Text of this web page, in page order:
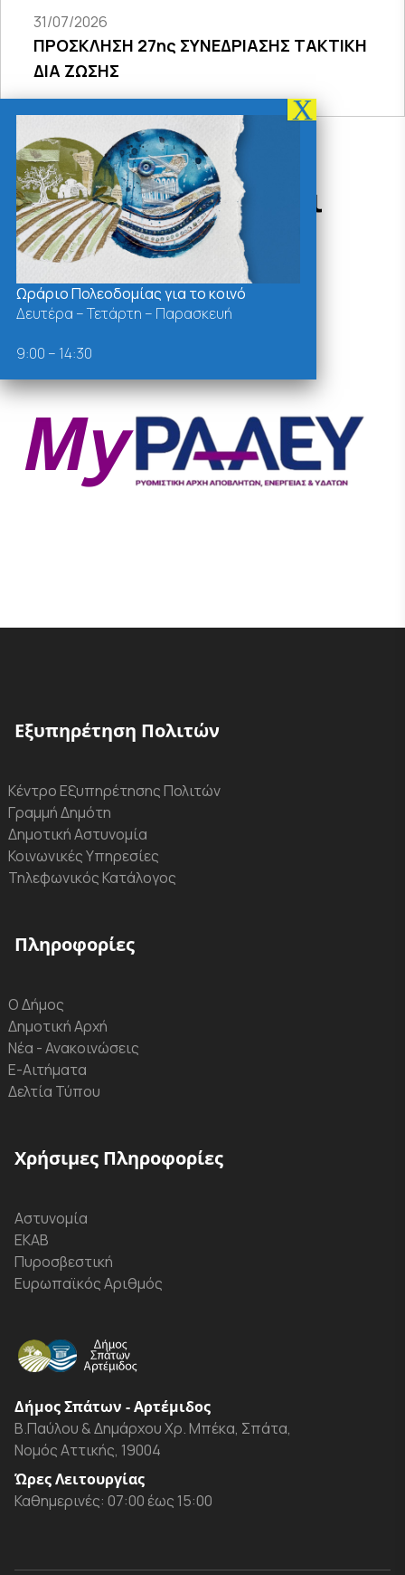
31/07/2026
ΠΡΟΣΚΛΗΣΗ 27ης ΣΥΝΕΔΡΙΑΣΗΣ ΤΑΚΤΙΚΗ
ΔΙΑ ΖΩΣΗΣ
Δράσεις - Χρήσιμοι
Σύνδεσμοι
Εξυπηρέτηση Πολιτών
Κέντρο Εξυπηρέτησης Πολιτών
Γραμμή Δημότη
Δημοτική Αστυνομία
Κοινωνικές Υπηρεσίες
Τηλεφωνικός Κατάλογος
Πληροφορίες
Ο Δήμος
Δημοτική Αρχή
Νέα - Ανακοινώσεις
Ε-Αιτήματα
Δελτία Τύπου
Χρήσιμες Πληροφορίες
Αστυνομία
ΕΚΑΒ
Πυροσβεστική
Ευρωπαϊκός Αριθμός
Δήμος Σπάτων - Αρτέμιδος
Β.Παύλου & Δημάρχου Χρ. Μπέκα, Σπάτα,
Νομός Αττικής, 19004
Ώρες Λειτουργίας
Καθημερινές: 07:00 έως 15:00
Ωράριο Πολεοδομίας για το κοινό
Δευτέρα – Τετάρτη – Παρασκευή
9:00 – 14:30